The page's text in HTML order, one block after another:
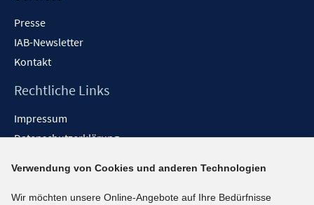
Presse
IAB-Newsletter
Kontakt
Rechtliche Links
Impressum
Datenschutzerklärung
Barrieren melden
Verwendung von Cookies und anderen Technologien
Wir möchten unsere Online-Angebote auf Ihre Bedürfnisse